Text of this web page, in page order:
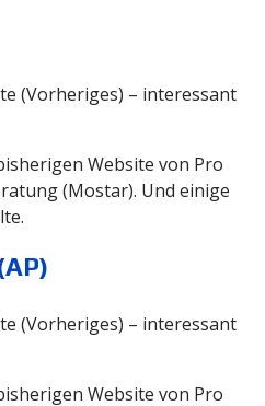
(Vorheriges) – interessant
Website von Pro
(Mostar). Und einige
(Vorheriges) – interessant
Website von Pro